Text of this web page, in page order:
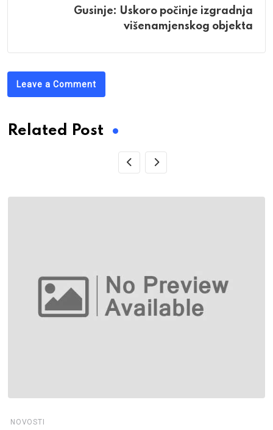
Gusinje: Uskoro počinje izgradnja
višenamjenskog objekta
Leave a Comment
Related Post
NOVOSTI